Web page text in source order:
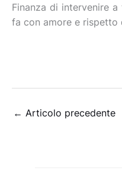
Finanza di intervenire
fa con amore e rispetto
← Articolo precedente